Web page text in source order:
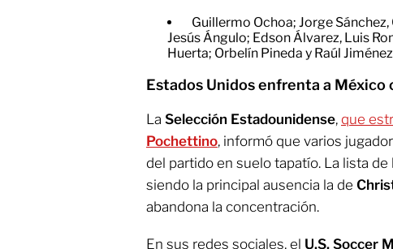
Guillermo Ochoa; Jorge
Jesús Ángulo; Edson Álvarez, Luis
Huerta; Orbelín Pineda y Raúl Jiménez
Estados Unidos enfrenta a México
La Selección Estadounidense, que
Pochettino, informó que varios
del partido en suelo tapatío. La lista
siendo la principal ausencia la de
abandona la concentración.
En sus redes sociales, el U.S. Soccer